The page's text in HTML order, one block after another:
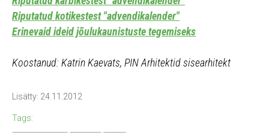
Riputatud kotikestest "advendikalender"
Erinevaid ideid jõulukaunistuste tegemiseks
Koostanud: Katrin Kaevats, PIN Arhitektid sisearhitekt
Lisätty: 24.11.2012
Tags: